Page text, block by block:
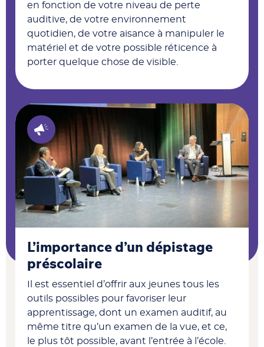
en fonction de votre niveau de perte
auditive, de votre environnement
quotidien, de votre aisance à manipuler le
matériel et de votre possible réticence à
porter quelque chose de visible.
L’importance d’un dépistage
préscolaire
Il est essentiel d’offrir aux jeunes tous les
outils possibles pour favoriser leur
apprentissage, dont un examen auditif, au
même titre qu’un examen de la vue, et ce,
le plus tôt possible, avant l’entrée à l’école.